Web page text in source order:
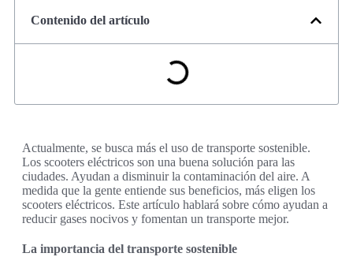
Contenido del artículo
Actualmente, se busca más el uso de transporte sostenible.
Los scooters eléctricos son una buena solución para las
ciudades. Ayudan a disminuir la contaminación del aire. A
medida que la gente entiende sus beneficios, más eligen los
scooters eléctricos. Este artículo hablará sobre cómo ayudan a
reducir gases nocivos y fomentan un transporte mejor.
La importancia del transporte sostenible